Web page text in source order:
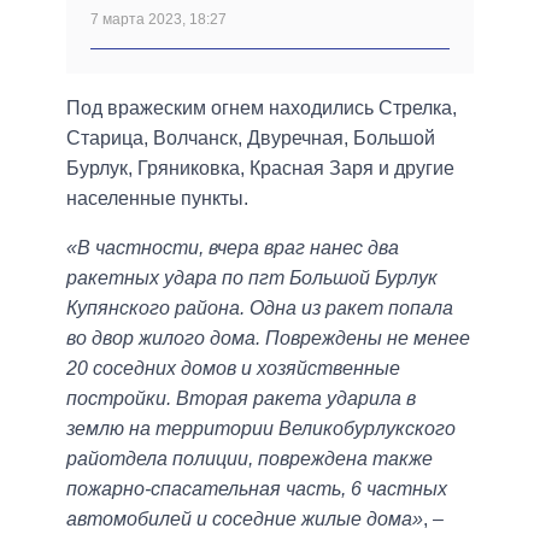
7 марта 2023, 18:27
Под вражеским огнем находились Стрелка,
Старица, Волчанск, Двуречная, Большой
Бурлук, Гряниковка, Красная Заря и другие
населенные пункты.
«В частности, вчера враг нанес два
ракетных удара по пгт Большой Бурлук
Купянского района. Одна из ракет попала
во двор жилого дома. Повреждены не менее
20 соседних домов и хозяйственные
постройки. Вторая ракета ударила в
землю на территории Великобурлукского
райотдела полиции, повреждена также
пожарно-спасательная часть, 6 частных
автомобилей и соседние жилые дома», –